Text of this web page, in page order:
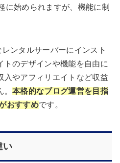
に始められますが、機能に制
ンタルサーバーにインスト
トのデザインや機能を自由に
入やアフィリエイトなど収益
。本格的なブログ運営を目指
おすすめです。
い